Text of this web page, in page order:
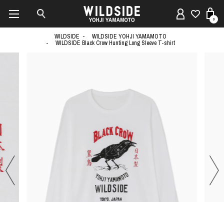
0
WILDSIDE
WILDSIDE YOHJI YAMAMOTO
WILDSIDE Black Crow Hunting Long Sleeve T-shirt